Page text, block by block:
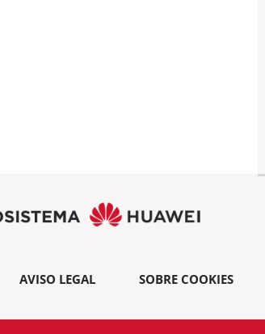
AVISO LEGAL SOBRE COOKIES